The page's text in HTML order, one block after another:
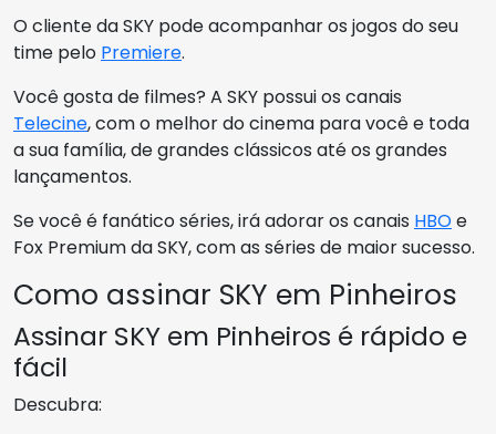
O cliente da SKY pode acompanhar os jogos do seu
time pelo Premiere.
Você gosta de filmes? A SKY possui os canais
Telecine, com o melhor do cinema para você e toda
a sua família, de grandes clássicos até os grandes
lançamentos.
Se você é fanático séries, irá adorar os canais HBOe
Fox Premium da SKY, com as séries de maior sucesso.
Como assinar SKY em Pinheiros
Assinar SKY em Pinheiros é rápido e
fácil
Descubra: